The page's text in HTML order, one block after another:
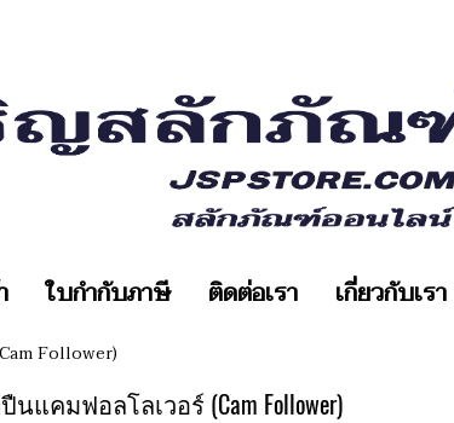
ใบกำกับภาษี ติดต่อเรา เกี่ยวกับเรา
Follower)
แคมฟอลโลเวอร์ (Cam Follower)